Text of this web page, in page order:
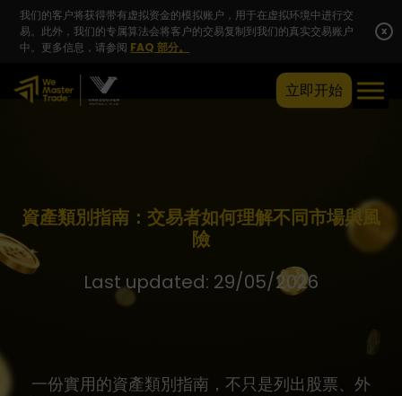
我们的客户将获得带有虚拟资金的模拟账户，用于在虚拟环境中进行交
易。此外，我们的专属算法会将客户的交易复制到我们的真实交易账户
中。更多信息，请参阅 FAQ 部分。
x
立即开始
資產類別指南：交易者如何理解不同市場與風
險
Last updated: 29/05/2026
一份實用的資產類別指南，不只是列出股票、外